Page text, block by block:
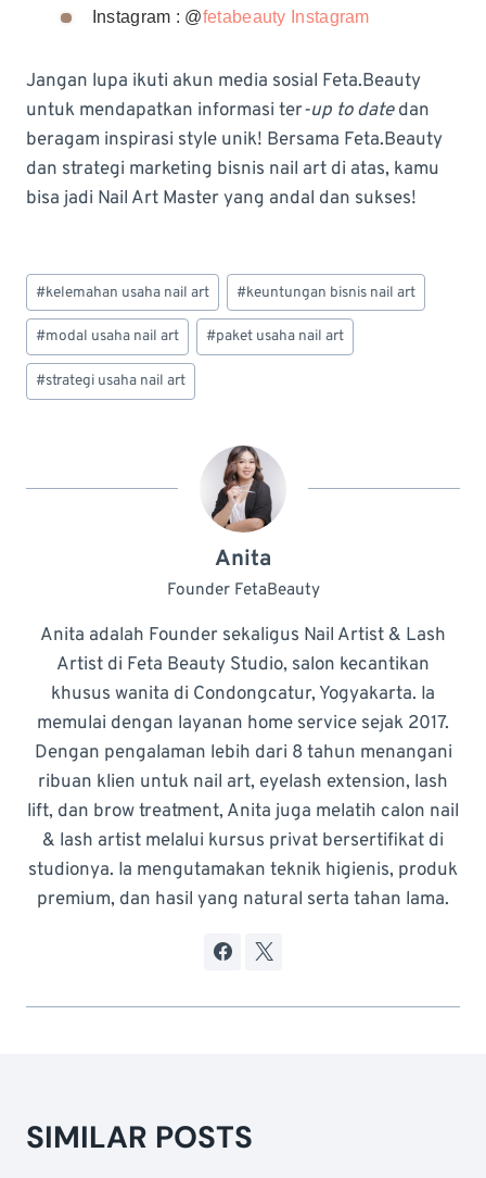
Instagram : @fetabeauty Instagram
Jangan lupa ikuti akun media sosial Feta.Beauty
untuk mendapatkan informasi ter-up to datedan
beragam inspirasi style unik! Bersama Feta.Beauty
dan strategi marketing bisnis nail art di atas, kamu
bisa jadi Nail Art Master yang andal dan sukses!
Post
Tags:
#kelemahan usaha nail art #keuntungan bisnis nail art
#modal usaha nail art #paket usaha nail art
#strategi usaha nail art
Anita
Founder FetaBeauty
Anita adalah Founder sekaligus Nail Artist & Lash
Artist di Feta Beauty Studio, salon kecantikan
khusus wanita di Condongcatur, Yogyakarta. Ia
memulai dengan layanan home service sejak 2017.
Dengan pengalaman lebih dari 8 tahun menangani
ribuan klien untuk nail art, eyelash extension, lash
lift, dan brow treatment, Anita juga melatih calon nail
& lash artist melalui kursus privat bersertifikat di
studionya. Ia mengutamakan teknik higienis, produk
premium, dan hasil yang natural serta tahan lama.
SIMILAR POSTS